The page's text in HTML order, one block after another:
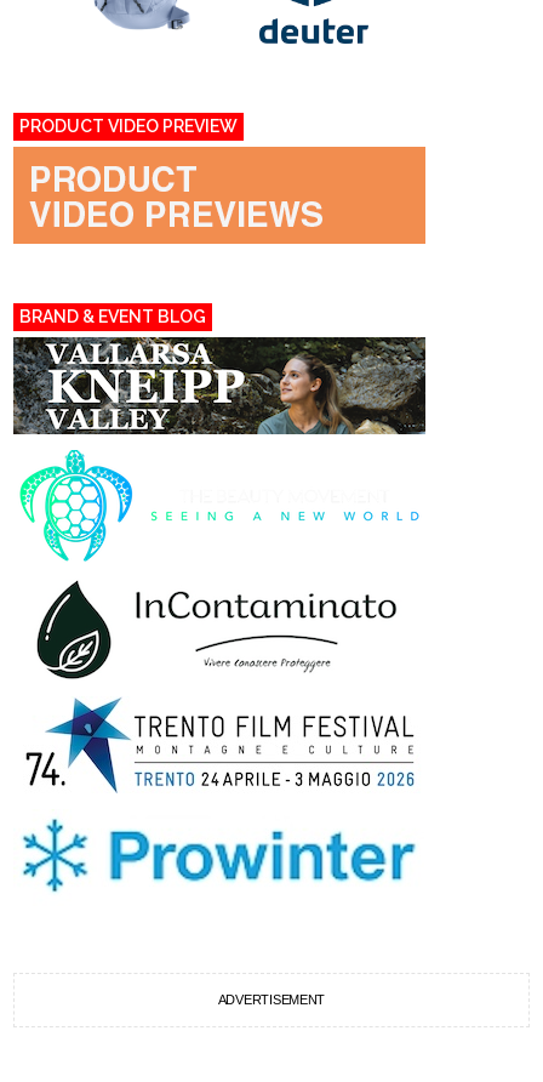
PRODUCT VIDEO PREVIEW
BRAND & EVENT BLOG
ADVERTISEMENT